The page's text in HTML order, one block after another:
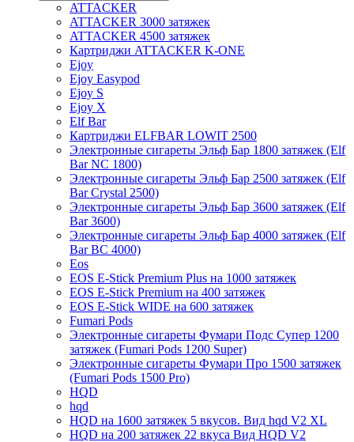
ATTACKER
ATTACKER 3000 затяжек
ATTACKER 4500 затяжек
Картриджи ATTACKER K-ONE
Ejoy
Ejoy Easypod
Ejoy S
Ejoy X
Elf Bar
Картриджи ELFBAR LOWIT 2500
Электронные сигареты Эльф Бар 1800 затяжек (Elf
Bar NC 1800)
Электронные сигареты Эльф Бар 2500 затяжек (Elf
Bar Crystal 2500)
Электронные сигареты Эльф Бар 3600 затяжек (Elf
Bar 3600)
Электронные сигареты Эльф Бар 4000 затяжек (Elf
Bar BC 4000)
Eos
EOS E-Stick Premium Plus на 1000 затяжек
EOS E-Stick Premium на 400 затяжек
EOS E-Stick WIDE на 600 затяжек
Fumari Pods
Электронные сигареты Фумари Подс Супер 1200
затяжек (Fumari Pods 1200 Super)
Электронные сигареты Фумари Про 1500 затяжек
(Fumari Pods 1500 Pro)
HQD
hqd
HQD на 1600 затяжек 5 вкусов. Вид hqd V2 XL
HQD на 200 затяжек 22 вкуса Вид HQD V2